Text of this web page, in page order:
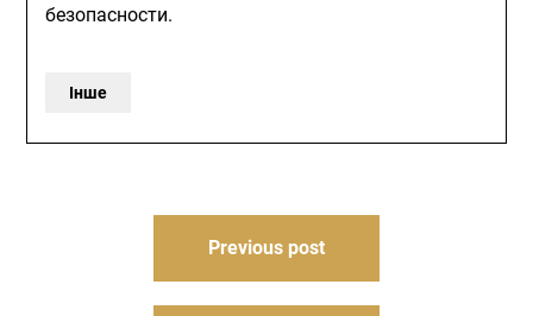
безопасности.
Інше
Навігація
Previous post